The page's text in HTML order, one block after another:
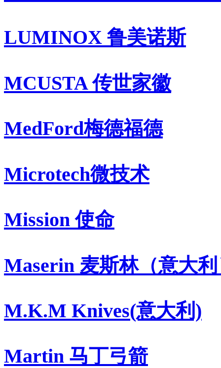
LUMINOX 鲁美诺斯
MCUSTA 传世家徽
MedFord梅德福德
Microtech微技术
Mission 使命
Maserin 麦斯林（意大
M.K.M Knives(意大利)
Martin 马丁弓箭